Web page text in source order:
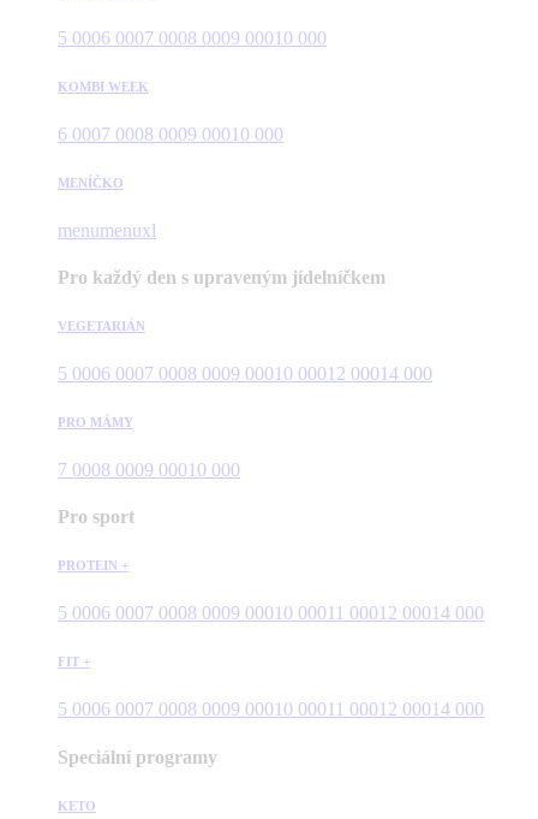
5 0006 0007 0008 0009 00010 000
KOMBI WEEK
6 0007 0008 0009 00010 000
MENÍČKO
menumenuxl
Pro každý den s upraveným jídelníčkem
VEGETARIÁN
5 0006 0007 0008 0009 00010 00012 00014 000
PRO MÁMY
7 0008 0009 00010 000
Pro sport
PROTEIN +
5 0006 0007 0008 0009 00010 00011 00012 00014 000
FIT +
5 0006 0007 0008 0009 00010 00011 00012 00014 000
Speciální programy
KETO